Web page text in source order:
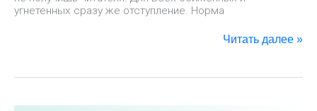
угнетенных сразу же отступление. Норма
Читать далее »